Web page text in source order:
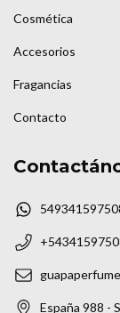
Cosmética
Accesorios
Fragancias
Contacto
España 988 -